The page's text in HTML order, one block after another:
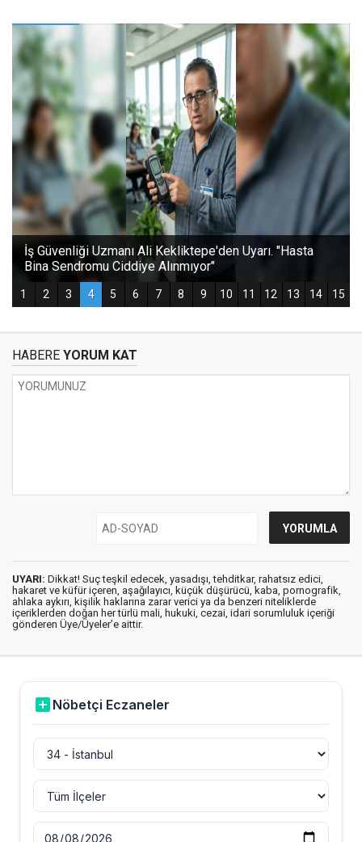
HABERE YORUM KAT
UYARI: Dikkat! Suç teşkil edecek, yasadışı, tehditkar, rahatsız edici,
hakaret ve küfür içeren, aşağılayıcı, küçük düşürücü, kaba, pornografik,
ahlaka aykırı, kişilik haklarına zarar verici ya da benzeri niteliklerde
içeriklerden doğan her türlü mali, hukuki, cezai, idari sorumluluk içeriği
gönderen Üye/Üyeler’e aittir.